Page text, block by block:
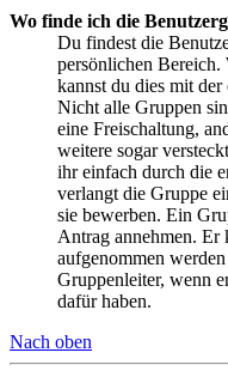
Wo finde ich die
Du findest die
persönlichen Bereich.
kannst du dies mit der
Nicht alle Gruppen
eine Freischaltung,
weitere sogar
ihr einfach durch die
verlangt die Gruppe
sie bewerben. Ein
Antrag annehmen. Er
aufgenommen
Gruppenleiter, wenn
dafür haben.
Nach oben